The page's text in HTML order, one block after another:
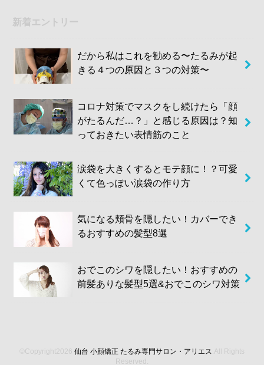
新着エントリー
だから私はこれを勧める〜たるみが起
きる４つの原因と３つの対策〜
コロナ対策でマスクをし続けたら「顔
がたるんだ…？」と感じる原因は？知
っておきたい表情筋のこと
涙袋を大きくするとモテ顔に！？可愛
くて色っぽい涙袋の作り方
気になる頬骨を隠したい！カバーでき
るおすすめの髪型8選
おでこのシワを隠したい！おすすめの
前髪ありな髪型5選&おでこのシワ対策
©Copyright2026 仙台 小顔矯正 たるみ専門サロン・アリエス .All Rights
Reserved.